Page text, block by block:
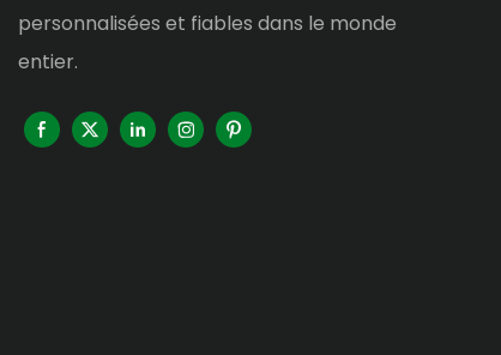
personnalisées et fiables dans le monde
entier.